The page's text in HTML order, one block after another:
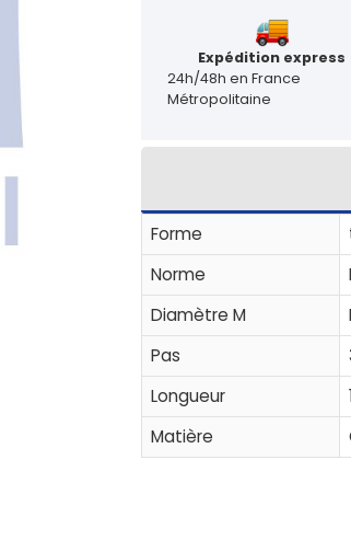
Expédition express
24h/48h en France
Métropolitaine
Forme
Norme
Diamètre M
Pas
Longueur
Matière